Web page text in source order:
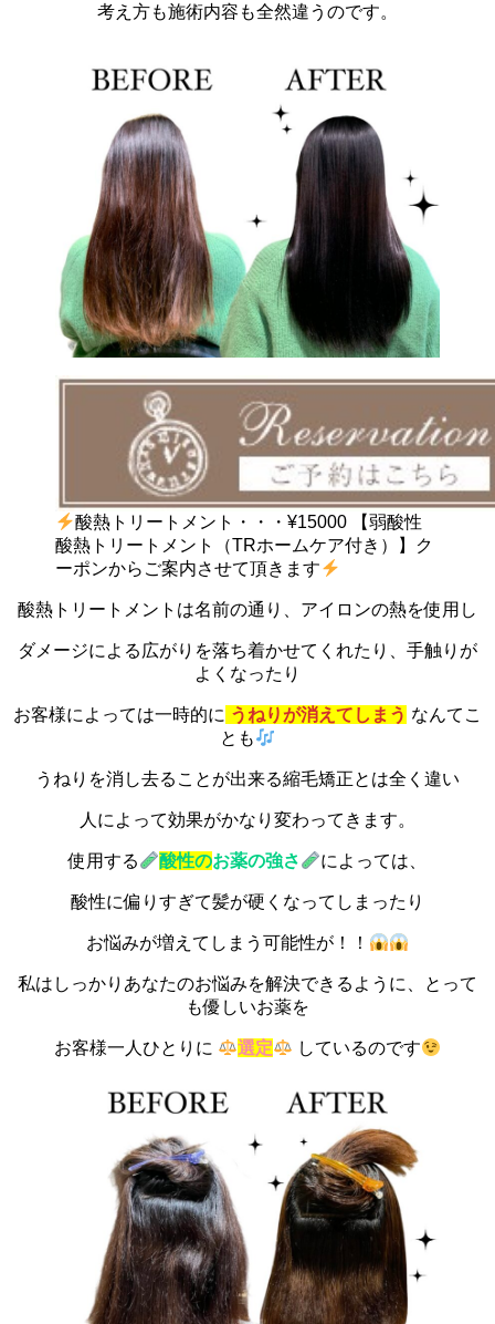
考え方も施術内容も全然違うのです。
酸熱トリートメント・・・¥15000 【弱酸性
酸熱トリートメント（TRホームケア付き）】ク
ーポンからご案内させて頂きます
酸熱トリートメントは名前の通り、アイロンの熱を使用し
ダメージによる広がりを落ち着かせてくれたり、手触りが
よくなったり
お客様によっては一時的に うねりが消えてしまう なんてこ
とも
うねりを消し去ることが出来る縮毛矯正とは全く違い
人によって効果がかなり変わってきます。
使用する 酸性のお薬の強さ によっては、
酸性に偏りすぎて髪が硬くなってしまったり
お悩みが増えてしまう可能性が！！
私はしっかりあなたのお悩みを解決できるように、とって
も優しいお薬を
お客様一人ひとりに 選定 しているのです